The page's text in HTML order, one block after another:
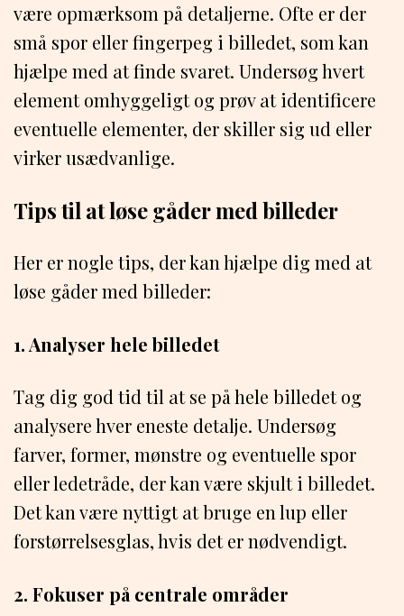
være opmærksom på detaljerne. Ofte er der
små spor eller fingerpeg i billedet, som kan
hjælpe med at finde svaret. Undersøg hvert
element omhyggeligt og prøv at identificere
eventuelle elementer, der skiller sig ud eller
virker usædvanlige.
Tips til at løse gåder med billeder
Her er nogle tips, der kan hjælpe dig med at
løse gåder med billeder:
1. Analyser hele billedet
Tag dig god tid til at se på hele billedet og
analysere hver eneste detalje. Undersøg
farver, former, mønstre og eventuelle spor
eller ledetråde, der kan være skjult i billedet.
Det kan være nyttigt at bruge en lup eller
forstørrelsesglas, hvis det er nødvendigt.
2. Fokuser på centrale områder